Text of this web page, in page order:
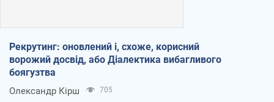
Рекрутинг: оновлений і, схоже, корисний
ворожий досвід, або Діалектика вибагливого
боягузтва
Олександр Кірш 705